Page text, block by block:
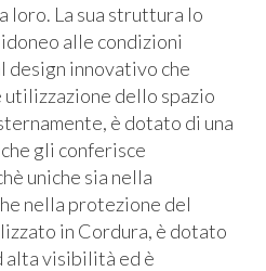
loro. La sua struttura lo
alle condizioni
innovativo che
dello spazio
è dotato di una
che gli conferisce
uniche sia nella
nella protezione del
in Cordura, è dotato
alta visibilità ed è